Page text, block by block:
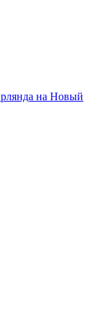
на Новый